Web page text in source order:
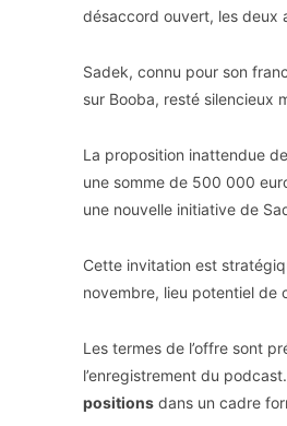
désaccord ouvert, les deux
Sadek, connu pour son
sur Booba, resté silencieux
La proposition inattendue
une somme de 500 000
une nouvelle initiative de
Cette invitation est
novembre, lieu potentiel de
Les termes de l’offre sont
l’enregistrement du
positions dans un cadre